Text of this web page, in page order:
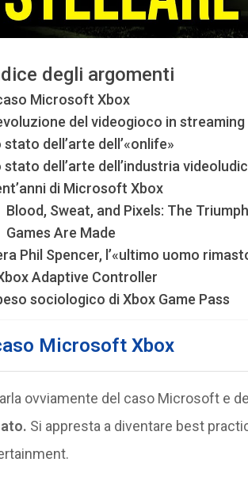
degli argomenti
Microsoft Xbox
del videogioco in streaming
stato dell’arte dell’«onlife»
stato dell’arte dell’industria
di Microsoft Xbox
Blood, Sweat, and Pixels: The
Games Are Made
Phil Spencer, l’«ultimo uomo
Adaptive Controller
sociologico di Xbox Game Pass
Microsoft Xbox
ovviamente del caso Microsoft e
Si appresta a diventare best